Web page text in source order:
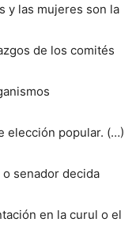
y las mujeres son la
de los comités
elección popular. (…)
senador decida
en la curul o el